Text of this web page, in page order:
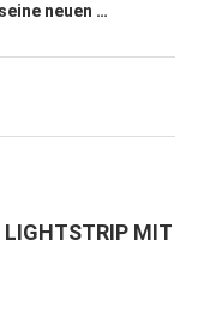
neuen …
LIGHTSTRIP MIT